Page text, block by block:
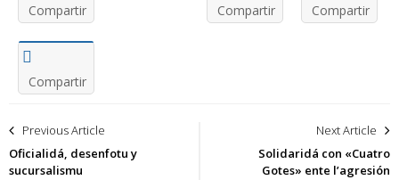
Compartir Compartir Compartir
Compartir
Navegación
de
Previous Article
Oficialidá, desenfotu y
sucursalismu
Next Article
Solidaridá con «Cuatro
Gotes» ente l’agresión